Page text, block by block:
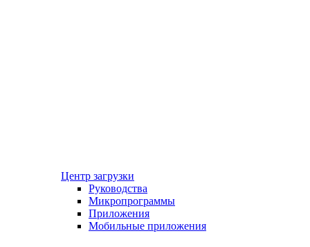
Центр загрузки
Руководства
Микропрограммы
Приложения
Мобильные приложения